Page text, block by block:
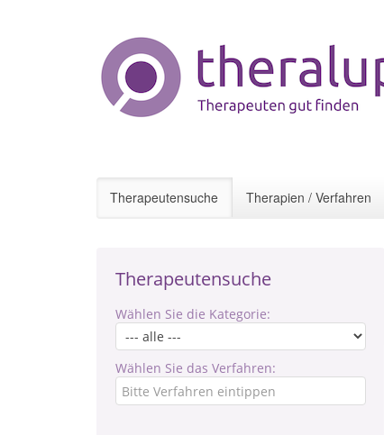
Therapeutensuche Therapien / Verfahren
Therapeutensuche
Wählen Sie die Kategorie:
Wählen Sie das Verfahren: